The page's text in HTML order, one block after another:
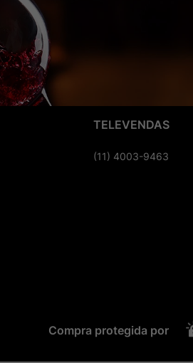
TELEVENDAS
(11) 4003-9463
Compra protegida por